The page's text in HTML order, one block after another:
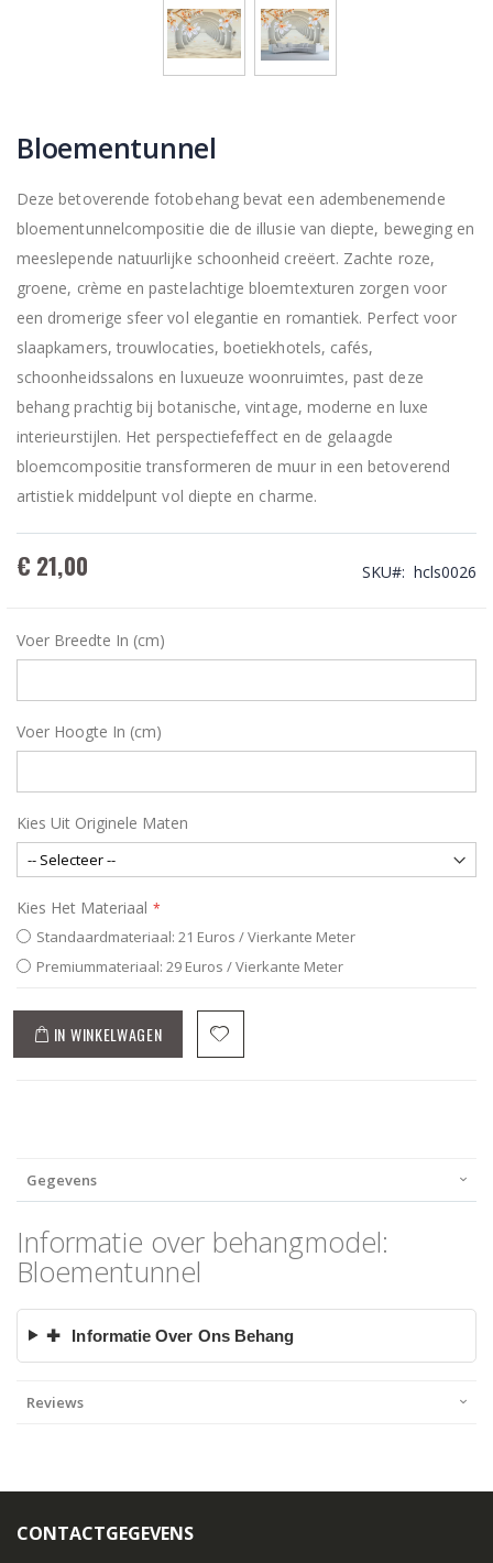
Bloementunnel
Deze betoverende fotobehang bevat een adembenemende
bloementunnelcompositie die de illusie van diepte, beweging en
meeslepende natuurlijke schoonheid creëert. Zachte roze,
groene, crème en pastelachtige bloemtexturen zorgen voor
een dromerige sfeer vol elegantie en romantiek. Perfect voor
slaapkamers, trouwlocaties, boetiekhotels, cafés,
schoonheidssalons en luxueuze woonruimtes, past deze
behang prachtig bij botanische, vintage, moderne en luxe
interieurstijlen. Het perspectiefeffect en de gelaagde
bloemcompositie transformeren de muur in een betoverend
artistiek middelpunt vol diepte en charme.
€ 21,00 SKU hcls0026
Voer Breedte In (cm)
Voer Hoogte In (cm)
Kies Uit Originele Maten
Kies Het Materiaal
Standaardmateriaal: 21 Euros / Vierkante Meter
Premiummateriaal: 29 Euros / Vierkante Meter
IN WINKELWAGEN
Gegevens
Informatie over behangmodel:
Bloementunnel
✚ Informatie Over Ons Behang
Reviews
CONTACTGEGEVENS